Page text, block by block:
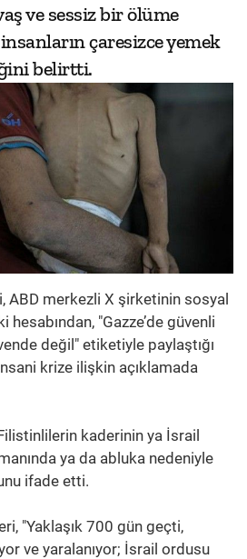
ve sessiz bir ölüme
çaresizce yemek
belirtti.
ABD merkezli X şirketinin sosyal
"Gazze’de güvenli
değil" etiketiyle paylaştığı
krize ilişkin açıklamada
kaderinin ya İsrail
ya da abluka nedeniyle
ifade etti.
"Yaklaşık 700 gün geçti,
ve yaralanıyor; İsrail ordusu